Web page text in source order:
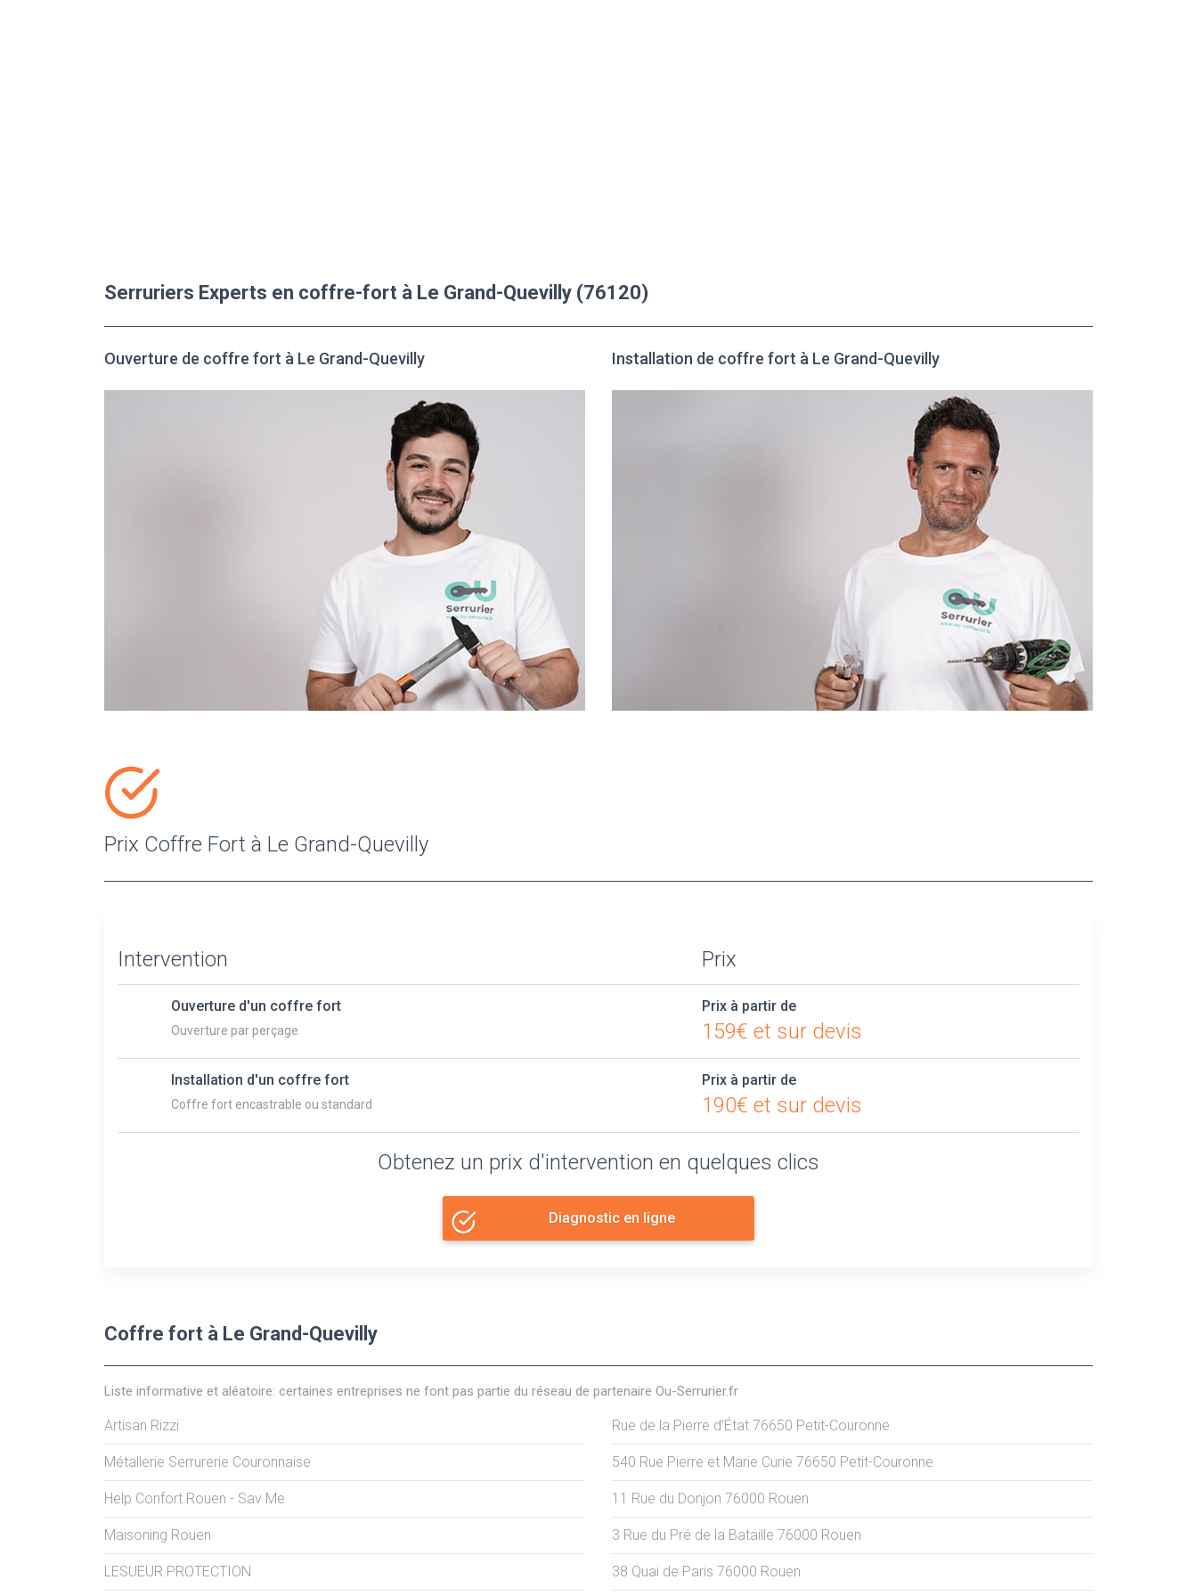
Serruriers Experts en coffre-fort à Le Grand-Quevilly (76120)
Ouverture de coffre fort à Le Grand-Quevilly Installation de coffre fort à Le Grand-Quevilly
Prix Coffre Fort à Le Grand-Quevilly
Intervention Prix
Ouverture d'un coffre fort
Ouverture par perçage
Prix à partir de
159€ et sur devis
Installation d'un coffre fort
Coffre fort encastrable ou standard
Prix à partir de
190€ et sur devis
Obtenez un prix d'intervention en quelques clics
Diagnostic en ligne
Coffre fort à Le Grand-Quevilly
Liste informative et aléatoire: certaines entreprises ne font pas partie du réseau de partenaire Ou-Serrurier.fr
Artisan Rizzi Rue de la Pierre d'État 76650 Petit-Couronne
Métallerie Serrurerie Couronnaise 540 Rue Pierre et Marie Curie 76650 Petit-Couronne
Help Confort Rouen - Sav Me 11 Rue du Donjon 76000 Rouen
Maisoning Rouen 3 Rue du Pré de la Bataille 76000 Rouen
LESUEUR PROTECTION 38 Quai de Paris 76000 Rouen